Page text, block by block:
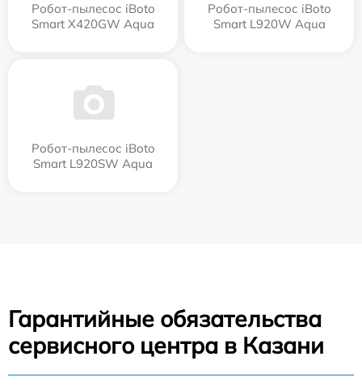
Робот-пылесос iBoto
Smart Х420GW Aqua
Робот-пылесос iBoto
Smart L920W Aqua
Робот-пылесос iBoto
Smart L920SW Aqua
Гарантийные обязательства
сервисного центра в Казани